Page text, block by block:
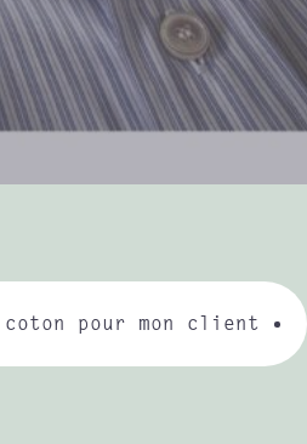
pour mon client